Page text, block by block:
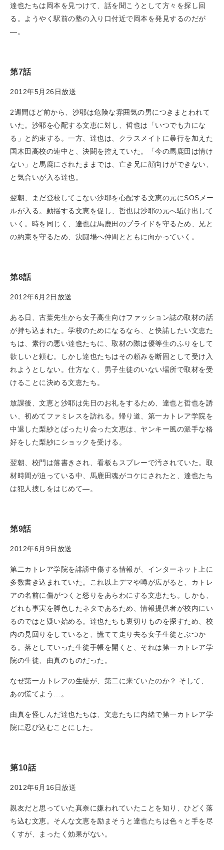
達也たちは岡本を見つけて、話を聞こうとして方々を探し回
る。ようやく駅前の塾の入り口付近で岡本を発見するのだが
―。
第7話
2012年5月26日放送
2週間ほど前から、沙耶は危険な雰囲気の男につきまとわれて
いた。沙耶を心配する文恵に対し、哲也は「いつでも力にな
る」と約束する。一方、達也は、クラスメイトに暴行を加えた
国木田高校の連中と、決闘を控えていた。「今の馬鹿田は情け
ない」と馬鹿にされたままでは、亡き兄に顔向けができない、
と気合いが入る達也。
翌朝、まだ登校してこない沙耶を心配する文恵の元にSOSメー
ルが入る。動揺する文恵を促し、哲也は沙耶の元へ駈け出して
いく。時を同じく、達也は馬鹿田のプライドを守るため、兄と
の約束を守るため、決闘場へ仲間とともに向かっていく。
第8話
2012年6月2日放送
ある日、古葉先生から女子高生向けファッション誌の取材の話
が持ち込まれた。学校のためになるなら、と快諾したい文恵た
ちは、素行の悪い達也たちに、取材の際は優等生のふりをして
欲しいと頼む。しかし達也たちはその頼みを断固として受け入
れようとしない。仕方なく、男子生徒のいない場所で取材を受
けることに決める文恵たち。
放課後、文恵と沙耶は先日のお礼をするため、達也と哲也を誘
い、初めてファミレスを訪れる。帰り道、第一カトレア学院を
中退した梨紗とばったり会った文恵は、ヤンキー風の派手な格
好をした梨紗にショックを受ける。
翌朝、校門は落書きされ、看板もスプレーで汚されていた。取
材時間が迫っている中、馬鹿田魂がコケにされたと、達也たち
は犯人捜しをはじめて―。
第9話
2012年6月9日放送
第二カトレア学院を誹謗中傷する情報が、インターネット上に
多数書き込まれていた。これ以上デマや噂が広がると、カトレ
アの名前に傷がつくと怒りをあらわにする文恵たち。しかも、
どれも事実を脚色したネタであるため、情報提供者が校内にい
るのではと疑い始める。達也たちも裏切りものを探すため、校
内の見回りをしていると、慌てて走り去る女子生徒とぶつか
る。落としていった生徒手帳を開くと、それは第一カトレア学
院の生徒、由真のものだった。
なぜ第一カトレアの生徒が、第二に来ていたのか？ そして、
あの慌てよう…。
由真を怪しんだ達也たちは、文恵たちに内緒で第一カトレア学
院に忍び込むことにした。
第10話
2012年6月16日放送
親友だと思っていた真奈に嫌われていたことを知り、ひどく落
ち込む文恵。そんな文恵を励まそうと達也たちは色々と手を尽
くすが、まったく効果がない。